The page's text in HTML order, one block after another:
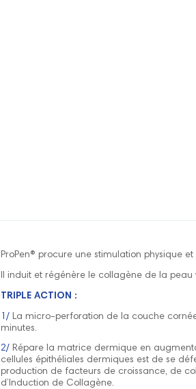
ProPen® procure une stimulation physique
Il induit et régénère le collagène de la
TRIPLE ACTION :
1/La micro-perforation de la couche
minutes.
2/ Répare la matrice dermique en
cellules épithéliales dermiques est de se
production de facteurs de croissance, de
d’Induction de Collagène.